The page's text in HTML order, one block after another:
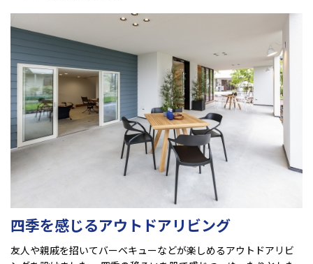
四季を感じるアウトドアリビング
友人や親戚を招いてバーベキューなどが楽しめるアウトドアリビ